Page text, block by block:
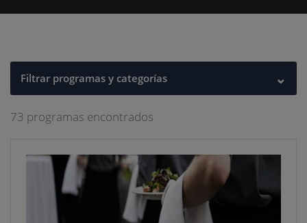
Filtrar programas y categorías ⌄
73 programas encontrados